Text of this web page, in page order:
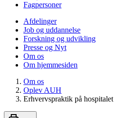
Fagpersoner
Afdelinger
Job og uddannelse
Forskning og udvikling
Presse og Nyt
Om os
Om hjemmesiden
Om os
Oplev AUH
Erhvervspraktik på hospitalet